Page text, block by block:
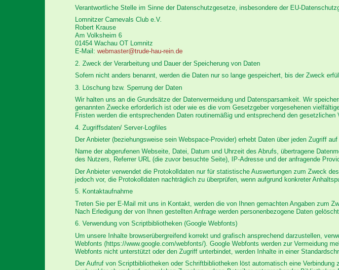
Verantwortliche Stelle im Sinne der Datenschutzgesetze, insbesondere der EU-
Lomnitzer Carnevals Club e.V.
Robert Krause
Am Volksheim 6
01454 Wachau OT Lomnitz
E-Mail: webmaster@trude-hau-rein.de
2. Zweck der Verarbeitung und Dauer der Speicherung von Daten
Sofern nicht anders benannt, werden die Daten nur so lange gespeichert, bis der Zweck
3. Löschung bzw. Sperrung der Daten
Wir halten uns an die Grundsätze der Datenvermeidung und Datensparsamkeit. Wir
genannten Zwecke erforderlich ist oder wie es die vom Gesetzgeber vorgesehenen
Fristen werden die entsprechenden Daten routinemäßig und entsprechend den
4. Zugriffsdaten/ Server-Logfiles
Der Anbieter (beziehungsweise sein Webspace-Provider) erhebt Daten über jeden Zugriff
Name der abgerufenen Webseite, Datei, Datum und Uhrzeit des Abrufs, übertragene
des Nutzers, Referrer URL (die zuvor besuchte Seite), IP-Adresse und der anfragende
Der Anbieter verwendet die Protokolldaten nur für statistische Auswertungen zum Zweck
jedoch vor, die Protokolldaten nachträglich zu überprüfen, wenn aufgrund konkreter
5. Kontaktaufnahme
Treten Sie per E-Mail mit uns in Kontakt, werden die von Ihnen gemachten Angaben zum
Nach Erledigung der von Ihnen gestellten Anfrage werden personenbezogene Daten gelöscht.
6. Verwendung von Scriptbibliotheken (Google Webfonts)
Um unsere Inhalte browserübergreifend korrekt und grafisch ansprechend darzustellen,
Webfonts (https://www.google.com/webfonts/). Google Webfonts werden zur Vermeidung
Webfonts nicht unterstützt oder den Zugriff unterbindet, werden Inhalte in einer
Der Aufruf von Scriptbibliotheken oder Schriftbibliotheken löst automatisch eine